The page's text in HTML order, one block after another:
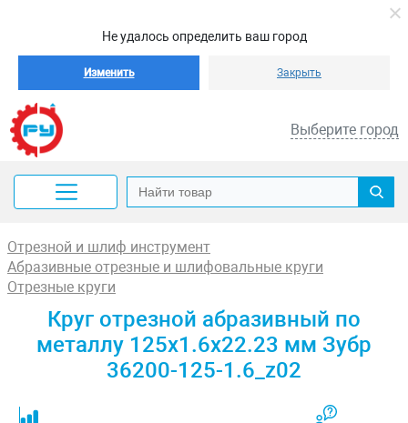
Не удалось определить ваш город
Изменить Закрыть
Выберите город
Отрезной и шлиф инструмент
Абразивные отрезные и шлифовальные круги
Отрезные круги
Круг отрезной абразивный по
металлу 125x1.6x22.23 мм Зубр
36200-125-1.6_z02